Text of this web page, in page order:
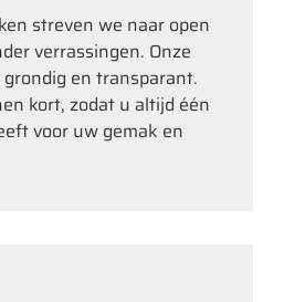
streven we naar open
verrassingen. Onze
en transparant.
kort, zodat u altijd één
voor uw gemak en